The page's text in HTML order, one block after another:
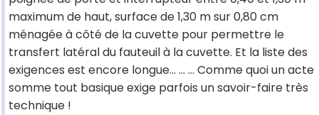
maximum de haut, surface de 1,30 m sur 0,80 cm
ménagée à côté de la cuvette pour permettre le
transfert latéral du fauteuil à la cuvette. Et la liste des
exigences est encore longue... ... ... Comme quoi un acte
somme tout basique exige parfois un savoir-faire très
technique !